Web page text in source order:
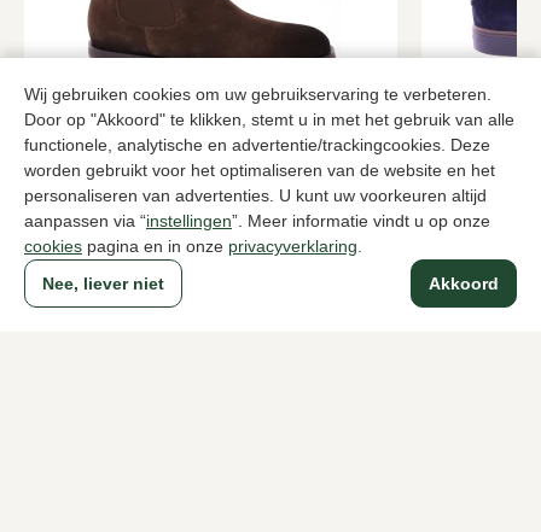
Wij gebruiken cookies om uw gebruikservaring te verbeteren.
Door op "Akkoord" te klikken, stemt u in met het gebruik van alle
functionele, analytische en advertentie/trackingcookies. Deze
worden gebruikt voor het optimaliseren van de website en het
personaliseren van advertenties. U kunt uw voorkeuren altijd
aanpassen via “instellingen”. Meer informatie vindt u op onze
cookies pagina en in onze privacyverklaring
Akkoord
Nee, liever niet
Santoni
Bruine enkellaarzen heren
849,95
Floris van
Blauwe
259,95